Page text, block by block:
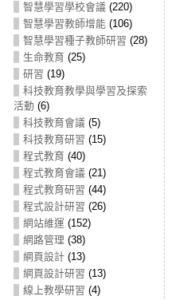
智慧學習學校會議 (220)
智慧學習教師增能(106)
智慧學習種子教師研習 (28)
生命教育 (25)
研習 (19)
科技教育教學與學習及探索
活動 (6)
科技教育會議 (5)
科技教育研習 (15)
程式教育 (40)
程式教育會議 (21)
程式教育研習 (44)
程式設計研習 (26)
網站維運 (152)
網路管理 (38)
網頁設計(13)
網頁設計研習 (13)
線上教學研習 (4)